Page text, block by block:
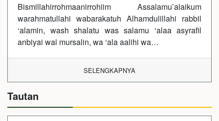
Bismillahirrohmaanirrohiim Assalamu’alaikum
warahmatullahi wabarakatuh Alhamdulillahi rabbil
‘alamin, wash shalatu was salamu ‘alaa asyrafil
anbiyai wal mursalin, wa ‘ala aalihi wa…
SELENGKAPNYA
Tautan